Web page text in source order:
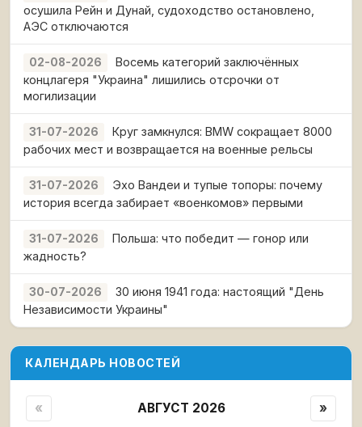
осушила Рейн и Дунай, судоходство остановлено,
АЭС отключаются
02-08-2026
Восемь категорий заключённых
концлагеря "Украина" лишились отсрочки от
могилизации
31-07-2026
Круг замкнулся: BMW сокращает 8000
рабочих мест и возвращается на военные рельсы
31-07-2026
Эхо Вандеи и тупые топоры: почему
история всегда забирает «военкомов» первыми
31-07-2026
Польша: что победит — гонор или
жадность?
30-07-2026
30 июня 1941 года: настоящий "День
Независимости Украины"
КАЛЕНДАРЬ НОВОСТЕЙ
« АВГУСТ 2026 »